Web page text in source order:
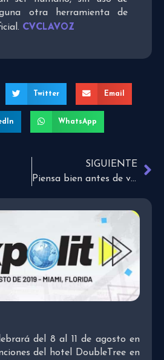
otra herramienta de
CVCLAVOZ
Twitter Email
WhatsApp
SIGUIENTE
Piensa bien antes de volver atrás
del 8 al 11 de agosto en
del hotel DoubleTree en